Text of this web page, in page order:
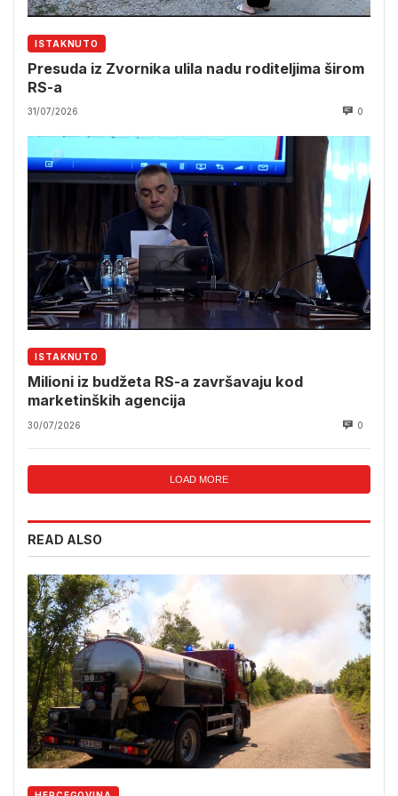
ISTAKNUTO
Presuda iz Zvornika ulila nadu roditeljima širom
RS-a
31/07/2026 0
ISTAKNUTO
Milioni iz budžeta RS-a završavaju kod
marketinških agencija
30/07/2026 0
LOAD MORE
READ ALSO